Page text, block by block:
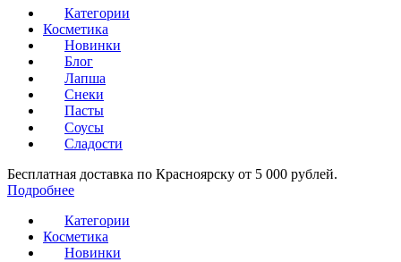
Категории
Косметика
Новинки
Блог
Лапша
Снеки
Пасты
Соусы
Сладости
Бесплатная доставка по Красноярску от 5 000 рублей.
Подробнее
Категории
Косметика
Новинки